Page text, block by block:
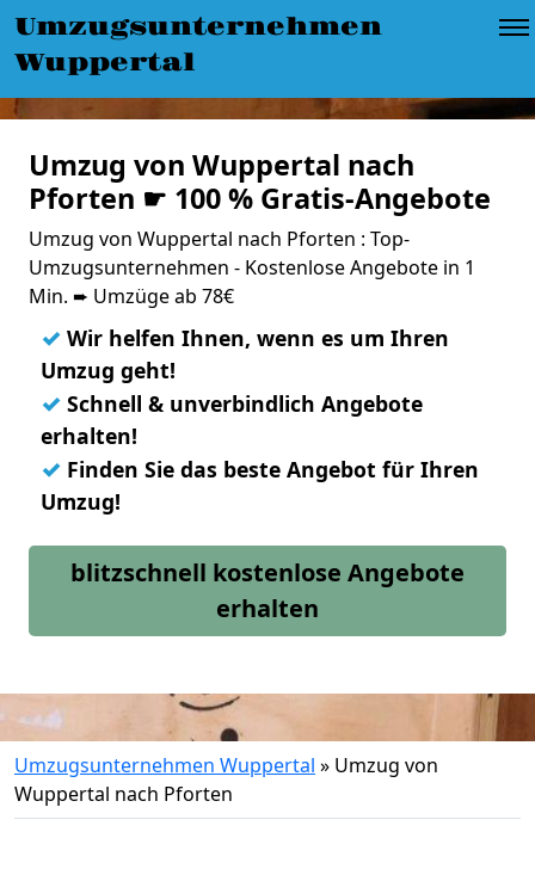
Umzugsunternehmen
Wuppertal
Umzug von Wuppertal nach
Pforten ☛ 100 % Gratis-Angebote
Umzug von Wuppertal nach Pforten : Top-
Umzugsunternehmen - Kostenlose Angebote in 1
Min. ➨ Umzüge ab 78€
✓ Wir helfen Ihnen, wenn es um Ihren
Umzug geht!
✓ Schnell & unverbindlich Angebote
erhalten!
✓ Finden Sie das beste Angebot für Ihren
Umzug!
blitzschnell kostenlose Angebote
erhalten
Umzugsunternehmen Wuppertal » Umzug von
Wuppertal nach Pforten